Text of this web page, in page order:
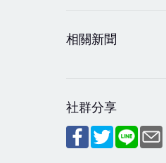
相關新聞
社群分享